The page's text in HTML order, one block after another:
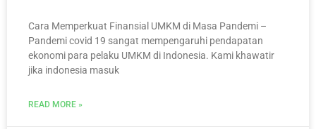
Cara Memperkuat Finansial UMKM di Masa Pandemi –
Pandemi covid 19 sangat mempengaruhi pendapatan
ekonomi para pelaku UMKM di Indonesia. Kami khawatir
jika indonesia masuk
READ MORE »